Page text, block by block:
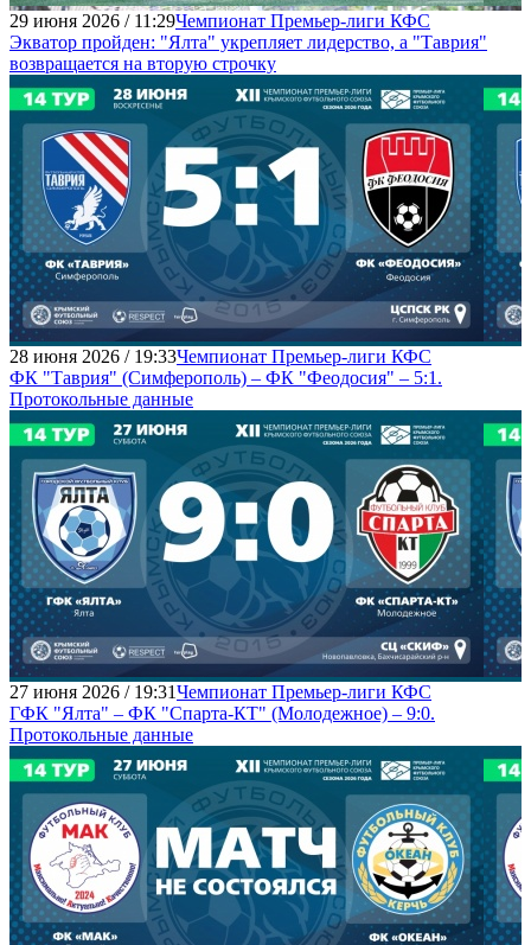
29 июня 2026 / 11:29Чемпионат Премьер-лиги КФС
Экватор пройден: "Ялта" укрепляет лидерство, а "Таврия"
возвращается на вторую строчку
28 июня 2026 / 19:33Чемпионат Премьер-лиги КФС
ФК "Таврия" (Симферополь) – ФК "Феодосия" – 5:1.
Протокольные данные
27 июня 2026 / 19:31Чемпионат Премьер-лиги КФС
ГФК "Ялта" – ФК "Спарта-КТ" (Молодежное) – 9:0.
Протокольные данные